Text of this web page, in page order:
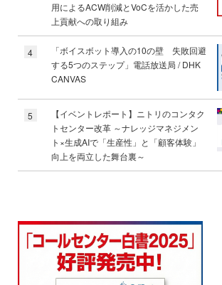
用によるACW削減とVoCを活かした売
上貢献への取り組み
4
「ボイスボット導入の10の壁 失敗回避
する5つのステップ」電話放送局 / DHK
CANVAS
5
【イベントレポート】ニトリのコンタク
トセンター改革 ～ナレッジマネジメン
ト×生成AIで「生産性」と「顧客体験」
向上を両立した舞台裏～